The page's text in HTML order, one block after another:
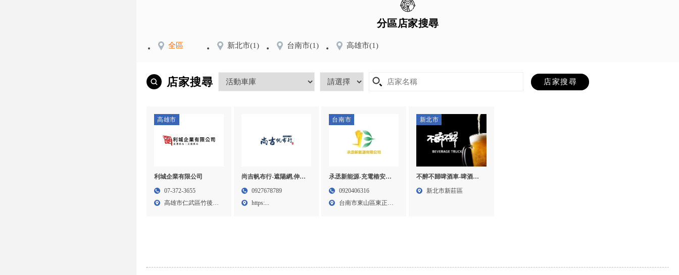
分區店家搜尋
全區 新北市(1) 台南市(1) 高雄市(1)
店家搜尋
高雄市
利城企業有限公司
07-372-3655
高雄市仁武區竹後里
尚吉帆布行-遮陽網,伸縮
遮雨棚,雲林遮陽網,雲林
0927678789
https:...
台南市
氶丞新能源-充電樁安裝,
台南充電樁安裝,台南汽
車充電樁安裝,柳營汽車
0920406316
台南市東山區東正里
新北市
不醉不歸啤酒車-啤酒車,
啤酒車出租,台北啤酒車
新北市新莊區